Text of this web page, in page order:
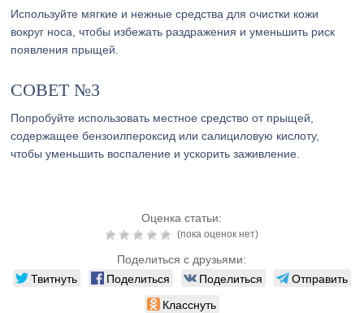
Используйте мягкие и нежные средства для очистки кожи
вокруг носа, чтобы избежать раздражения и уменьшить риск
появления прыщей.
СОВЕТ №3
Попробуйте использовать местное средство от прыщей,
содержащее бензоилпероксид или салициловую кислоту,
чтобы уменьшить воспаление и ускорить заживление.
Оценка статьи:
(пока оценок нет)
Поделиться с друзьями:
Твитнуть Поделиться Поделиться
Отправить
Класснуть